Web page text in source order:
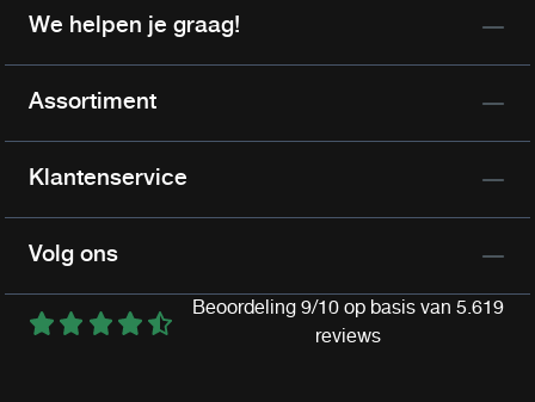
We helpen je graag!
Assortiment
Klantenservice
Volg ons
Beoordeling 9/10 op basis van 5.619
reviews